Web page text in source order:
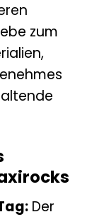
zum
Der